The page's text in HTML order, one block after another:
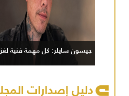
جيسون سايلر: كل مهمة فنية
دليل إصدارات